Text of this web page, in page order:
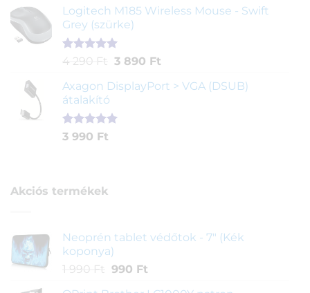
5-ből,
értékelés
alapján
Logitech M185 Wireless Mouse - Swift
Grey (szürke)
Értékelés
ből,
1
értékelés
alapján
4 290 Ft Original
was:
290 Ft.
3 890 FtCurrent
is:
Axagon DisplayPort > VGA (DSUB)
átalakító
Értékelés
1
3 990 Ft
Akciós termékek
Neoprén tablet védőtok - 7" (Kék
koponya)
1 990 Ft Original
990 FtCurrent